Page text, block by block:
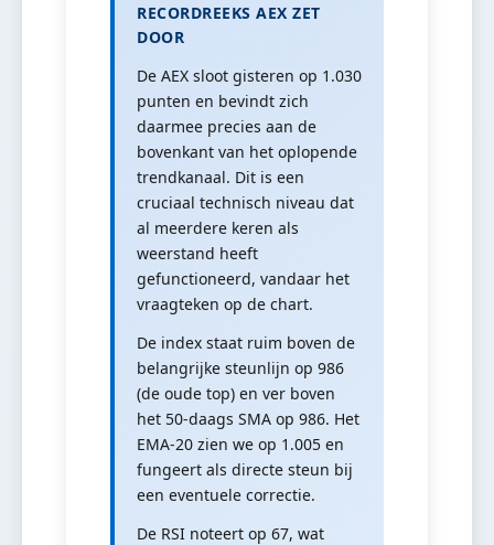
RECORDREEKS AEX ZET
DOOR
De AEX sloot gisteren op 1.030
punten en bevindt zich
daarmee precies aan de
bovenkant van het oplopende
trendkanaal. Dit is een
cruciaal technisch niveau dat
al meerdere keren als
weerstand heeft
gefunctioneerd, vandaar het
vraagteken op de chart.
De index staat ruim boven de
belangrijke steunlijn op 986
(de oude top) en ver boven
het 50-daags SMA op 986. Het
EMA-20 zien we op 1.005 en
fungeert als directe steun bij
een eventuele correctie.
De RSI noteert op 67, wat